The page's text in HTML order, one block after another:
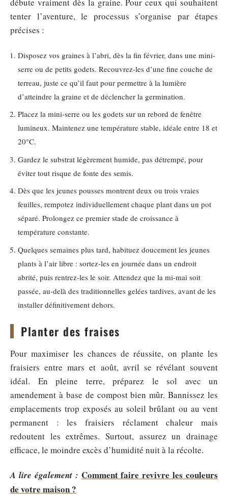
tenter l’aventure, le processus s’organise par étapes
précises :
Disposez vos graines à l’abri, dès la fin février, dans une mini-
serre ou de petits godets. Recouvrez-les d’une fine couche de
terreau, juste ce qu’il faut pour permettre à la lumière
d’atteindre la graine et de déclencher la germination.
Placez la mini-serre ou les godets sur un rebord de fenêtre
lumineux. Maintenez une température stable, idéale entre 18 et
20°C.
Gardez le substrat légèrement humide, pas détrempé, pour
éviter tout risque de fonte des semis.
Dès que les jeunes pousses montrent deux ou trois vraies
feuilles, rempotez individuellement chaque plant dans un pot
séparé. Prolongez ce premier stade de croissance à
température constante.
Quelques semaines plus tard, habituez doucement les jeunes
plants à l’air libre : sortez-les en journée dans un endroit
abrité, puis rentrez-les le soir. Attendez que la mi-mai soit
passée, au-delà des traditionnelles gelées tardives, avant de les
installer définitivement dehors.
Planter des fraises
Pour maximiser les chances de réussite, on plante les
fraisiers entre mars et août, avril se révélant souvent
idéal. En pleine terre, préparez le sol avec un
amendement à base de compost bien mûr. Bannissez les
emplacements trop exposés au soleil brûlant ou au vent
permanent : les fraisiers réclament chaleur mais
redoutent les extrêmes. Surtout, assurez un drainage
efficace, le moindre excès d’humidité nuit à la récolte.
A lire également : Comment faire revivre les couleurs
de votre maison ?